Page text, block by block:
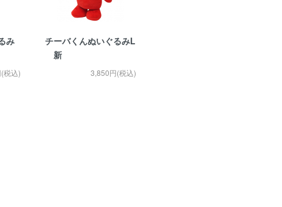
み
税込)
チーバくんぬいぐるみL
新
3,850円(税込)